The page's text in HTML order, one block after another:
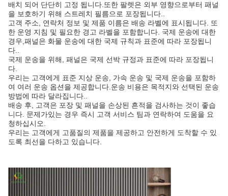
배치 되어 단단히 고정 됩니다.또한 팔렛은 외부 영향으로부터 패널
을 보호하기 위해 스트레치 필름으로 포장됩니다..
고객 주소, 연락처 정보 및 제품 이름은 배송 라벨에 표시됩니다. 또
한 운영 지침 및 필요한 경고 라벨을 포함합니다. 국제 운송에 대한
경우,패널은 화물 운송에 대한 국제 규칙과 표준에 따라 포장됩니
다..
국제 운송을 위해, 패널은 국제 선박 규정과 표준에 따라 포장됩니
다.
우리는 고객에게 표준 지상 운송, 가속 운송 및 국제 운송을 포함하
여 여러 운송 옵션을 제공합니다.운송 비용은 목적지와 선택된 운송
방법에 따라 달라집니다..
배송 후, 고객은 포장 및 패널을 손상된 흔적을 검사하는 것이 좋습
니다. 문제가있는 경우 즉시 고객 서비스 팀과 연락하여 도움을 요
청하십시오.
우리는 고객에게 고품질의 제품을 제공하고 안전하게 도착할 수 있
도록 최선을 다하고 있습니다.